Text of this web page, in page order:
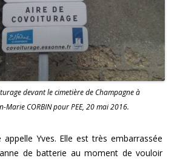
devant le cimetière de Champagne à
Marie CORBIN pour PEE, 20 mai 2016.
Yves. Elle est très embarrassée
de batterie au moment de vouloir